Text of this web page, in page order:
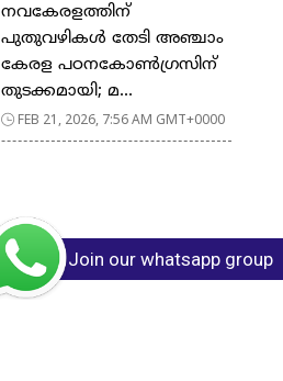
നവകേരളത്തിന്
പുതുവഴികൾ തേടി അഞ്ചാം
കേരള പഠനകോൺഗ്രസിന്
തുടക്കമായി; മ...
FEB 21, 2026, 7:56 AM GMT+0000
Join our whatsapp group